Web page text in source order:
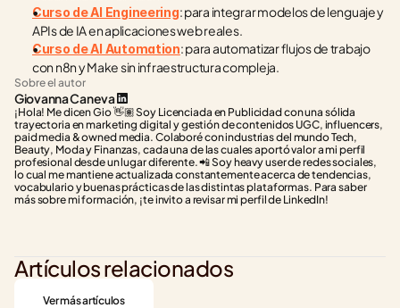
Curso de AI Engineering: para integrar modelos de lenguaje y
APIs de IA en aplicaciones web reales.
Curso de AI Automation: para automatizar flujos de trabajo
con n8n y Make sin infraestructura compleja.
Sobre el autor
Giovanna Caneva
¡Hola! Me dicen Gio 👋🏽 Soy Licenciada en Publicidad con una sólida
trayectoria en marketing digital y gestión de contenidos UGC, influencers,
paid media & owned media. Colaboré con industrias del mundo Tech,
Beauty, Moda y Finanzas, cada una de las cuales aportó valor a mi perfil
profesional desde un lugar diferente. 📲 Soy heavy user de redes sociales,
lo cual me mantiene actualizada constantemente acerca de tendencias,
vocabulario y buenas prácticas de las distintas plataformas. Para saber
más sobre mi formación, ¡te invito a revisar mi perfil de LinkedIn!
Artículos relacionados
Ver más artículos